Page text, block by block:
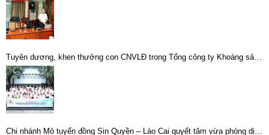
Tuyên dương, khen thưởng con CNVLĐ trong Tổng công ty Khoáng sản -
TKV đạt thành tích cao năm học 2021 – 2022
Chi nhánh Mỏ tuyển đồng Sin Quyền – Lào Cai quyết tâm vừa phòng dịch